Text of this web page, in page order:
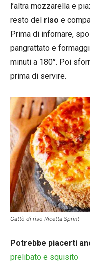
l’altra mozzarella e
resto del riso e
Prima di infornare,
pangrattato e
minuti a 180°. Poi
prima di servire.
Gattò di riso Ricetta Sprint
Potrebbe piacerti
prelibato e squisito